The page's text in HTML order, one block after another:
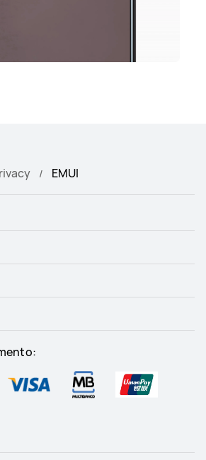
adicionar um
EMUI